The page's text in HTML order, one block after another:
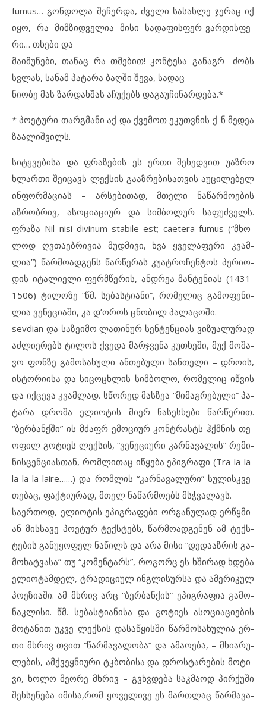
fumus… გონ­დო­ლა შე­ჩერ­და, ძვე­ლი სა­სახ­ლე ჯე­რაც იქ
იყო, რა მიმ­ზიდ­ვე­ლია მი­სი სა­და­ფის­ფერ-ვარ­დის­ფე­
რი… თხები და
მა­ი­მუ­ნე­ბი, თა­ნაც რა თმე­ბით! კონ­ტე­სა გა­ნაგრ- ძობს
სვლას, სა­ნამ პა­ტა­რა ბაღ­ში შე­ვა, სა­დაც
ნი­ო­ბე მას ზარ­დახ­შას აჩ­უ­ქებს და­გა­უ­ჩი­ნარ­დე­ბა.*
* პო­ე­ტუ­რი თარ­გ­მა­ნი აქ და ქვე­მოთ ეკ­უთ­ვ­ნის ქ-ნ მე­დეა
ზაალ­იშ­ვილს.
სიტყ­ვე­ბი­სა და ფრა­ზე­ბის ეს ერ­თი შე­ხედ­ვით უაზ­რო
ხლარ­თი შე­ი­ცავს ლექ­სის გააზრე­ბი­სათ­ვის აუც­ი­ლე­ბელ
ინ­ფორ­მა­ცი­ას – არ­სე­ბი­თად, მთე­ლი ნა­წარ­მო­ე­ბის
აზრობ­რივ, ას­ო­ცი­ა­ცი­ურ და სიმ­ბო­ლურ სა­ფუძ­ველს.
ფრა­ზა Nil nisi divinum stabile est; caetera fumus (“მხო­
ლოდ ღვთაებრი­ვია მუდ­მი­ვი, ხვა ყვე­ლა­ფე­რი კვამ­
ლია”) წარ­მო­ად­გენს წარ­წე­რას კუ­ატ­რო­ჩენტოს პე­რი­ო­
დის იტ­ა­ლი­ე­ლი ფერ­მ­წე­რის, ანდ­რეა მან­ტე­ნი­ას (1431-
1506) ტი­ლო­ზე “წმ. სე­ბას­ტიანი”, რო­მე­ლიც გა­მო­ფე­ნი­
ლია ვე­ნე­ცი­ა­ში, კა დ’ორ­ოს ცნო­ბილ პა­ლა­ცო­ში.
sevdian და სა­ზე­ი­მო ლა­თი­ნურ სენ­ტენ­ცი­ას ვი­ზუ­ა­ლუ­რად
აძ­ლი­ე­რებს ტი­ლოს ქვე­და მარჯვე­ნა კუთხე­ში, მუქ მო­შა­
ვო ფონ­ზე გა­მო­სა­ხუ­ლი ან­თე­ბუ­ლი სან­თე­ლი – დრო­ის,
ის­ტორიისა და სი­ცოცხ­ლის სიმ­ბო­ლო, რო­მე­ლიც იწ­ვის
და იქ­ცე­ვა კვამ­ლად. სწო­რედ მას­ზეა “მი­მაგ­რე­ბუ­ლი” პა­
ტა­რა დრო­შა ელ­ი­ო­ტის მი­ერ ნა­სეს­ხე­ბი წარ­წე­რით.
“ბერ­ბან­ქ­ში” ის მძაფრ ემ­ო­ცი­ურ კონ­ტ­რასტს ჰქმნის თე­
ო­ფილ გო­ტი­ეს ლექ­სის, “ვე­ნე­ცი­უ­რი კარ­ნავა­ლის” რე­მი­
ნის­ცენ­ცი­ას­თან, რომ­ლი­თაც იწ­ყე­ბა ეპ­იგ­რა­ფი (Tra-la-la-
la-la-la-laire……) და რომ­ლის “კარ­ნა­ვა­ლუ­რი” სუ­ლის­კ­ვე­
თე­ბაც, ფაქ­ტი­უ­რად, მთელ ნა­წარ­მო­ებს მსჭვა­ლავს.
სა­ერ­თოდ, ელ­ი­ო­ტის ეპ­იგ­რა­ფე­ბი ორ­გა­ნუ­ლად ერწყ­მი­
ან მის­სა­ვე პო­ე­ტურ ტექ­ს­ტებს, წარ­მო­ად­გე­ნენ ამ ტექ­ს­
ტე­ბის გა­ნუ­ყო­ფელ ნა­წილს და არა მი­სი “დე­და­აზ­რის გა­
მო­ხატ­ვა­სა” თუ “კო­მენ­ტარს”, რო­გორც ეს ხში­რად ხდე­ბა
ელიოტამ­დელ, ტრა­დი­ცი­ულ ინგ­ლი­სურ­სა და ამ­ე­რი­კულ
პო­ე­ზი­ა­ში. ამ მხრივ არც “ბერ­ბანქის” ეპ­იგ­რა­ფია გა­მო­
ნაკ­ლი­სი. წმ. სე­ბას­ტი­ა­ნი­სა და გო­ტი­ეს ას­ო­ცი­ა­ცი­ე­ბის
მო­ტანით უკ­ვე ლექ­სის და­საწყის­ში წარ­მო­სა­ხუ­ლია ერ­
თი მხრივ თვით “წარ­მა­ვა­ლო­ბა” და ამ­ა­ო­ე­ბა, – მხი­ა­რუ­
ლე­ბის, ამქ­ვეყ­ნი­უ­რი ტკბო­ბი­სა და დროს­ტა­რე­ბის მო­ტი­
ვი, ხოლო მე­ო­რე მხრივ – გვხვდე­ბა საკ­მა­ოდ პირ­ქუ­ში
შეხ­სე­ნე­ბა იმ­ი­სა,რომ ყო­ვე­ლი­ვე ეს მარ­თ­ლაც წარ­მა­ვა­